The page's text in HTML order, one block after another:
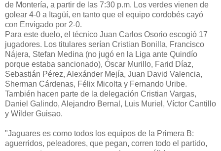
de Montería, a partir de las 7:30 p.m. Los verdes vienen de
golear 4-0 a Itagüí, en tanto que el equipo cordobés cayó
con Envigado por 2-0.
Para este duelo, el técnico Juan Carlos Osorio escogió 17
jugadores. Los titulares serían Cristian Bonilla, Francisco
Nájera, Stefan Medina (no jugó en la Liga ante Quindío
porque estaba sancionado), Óscar Murillo, Farid Díaz,
Sebastián Pérez, Alexánder Mejía, Juan David Valencia,
Sherman Cárdenas, Félix Micolta y Fernando Uribe.
También hacen parte de la delegación Cristian Vargas,
Daniel Galindo, Alejandro Bernal, Luis Muriel, Víctor Cantillo
y Wílder Guisao.
"Jaguares es como todos los equipos de la Primera B:
aguerridos, peleadores, que pegan, corren todo el partido,